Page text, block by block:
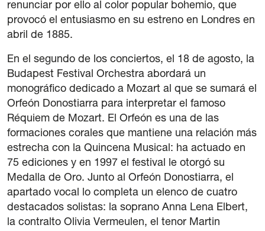
renunciar por ello al color popular bohemio, que
provocó el entusiasmo en su estreno en Londres en
abril de 1885.
En el segundo de los conciertos, el 18 de agosto, la
Budapest Festival Orchestra abordará un
monográfico dedicado a Mozart al que se sumará el
Orfeón Donostiarra para interpretar el famoso
Réquiem de Mozart. El Orfeón es una de las
formaciones corales que mantiene una relación más
estrecha con la Quincena Musical: ha actuado en
75 ediciones y en 1997 el festival le otorgó su
Medalla de Oro. Junto al Orfeón Donostiarra, el
apartado vocal lo completa un elenco de cuatro
destacados solistas: la soprano Anna Lena Elbert,
la contralto Olivia Vermeulen, el tenor Martin